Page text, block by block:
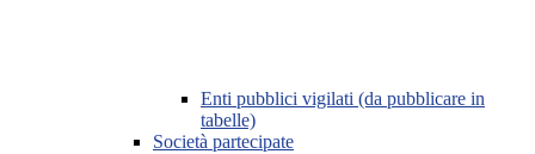
Enti pubblici vigilati (da pubblicare in
tabelle)
Società partecipate